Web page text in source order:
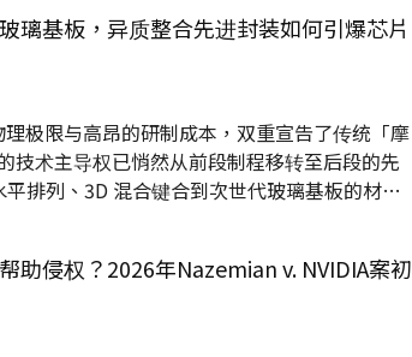
（Estoppel）条款，并...
璃基板，异质整合先进封装如何引爆芯片
极限与高昂的研制成本，双重宣告了传统「摩
技术主导权已悄然从前段制程移转至后段的先
排列、3D 混合键合到次世代玻璃基板的材料
、共封装光学（CPO）的跨领域整合，以及
利，正共同交织出一个跨越材料、设备、智
助侵权？2026年Nazemian v. NVIDIA案初